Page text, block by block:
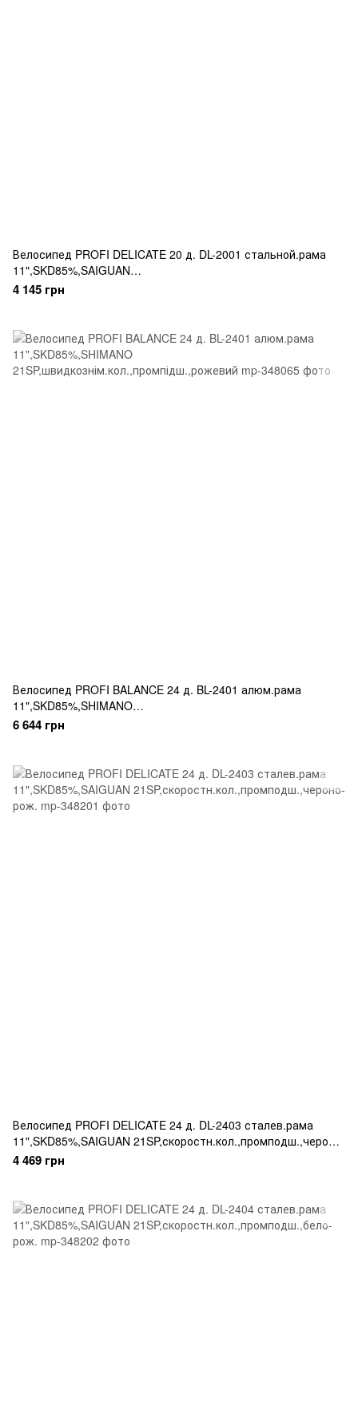
Велосипед PROFI DELICATE 20 д. DL-2001 стальной.рама
11",SKD85%,SAIGUAN
21SP,скоростн.кол.,промподш.,розовый
4 145 грн
Велосипед PROFI BALANCE 24 д. BL-2401 алюм.рама
11",SKD85%,SHIMANO
21SP,швидкознім.кол.,промпідш.,рожевий
6 644 грн
Велосипед PROFI DELICATE 24 д. DL-2403 сталев.рама
11",SKD85%,SAIGUAN 21SP,скоростн.кол.,промподш.,чероно-
рож.
4 469 грн